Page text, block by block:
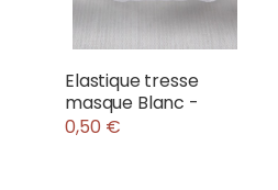
Elastique tresse
masque Blanc -
0,50 €